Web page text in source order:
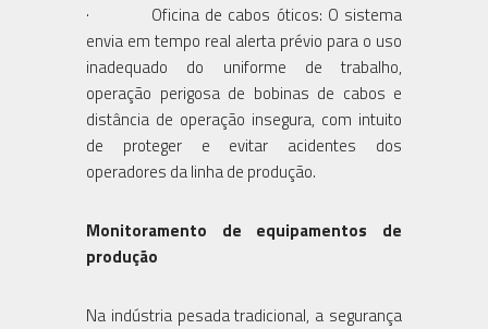
· Oficina de cabos óticos: O sistema
envia em tempo real alerta prévio para o uso
inadequado do uniforme de trabalho,
operação perigosa de bobinas de cabos e
distância de operação insegura, com intuito
de proteger e evitar acidentes dos
operadores da linha de produção.
Monitoramento de equipamentos de
produção
Na indústria pesada tradicional, a segurança